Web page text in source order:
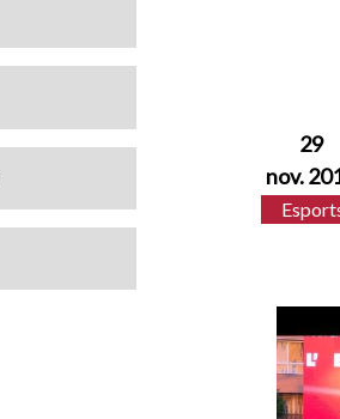
29
nov.